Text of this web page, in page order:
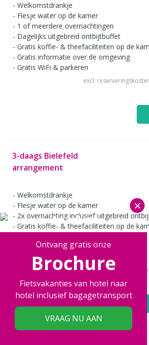
Welkomstdrankje
Flesje water op de kamer
1 of meerdere overnachtingen
Dagelijks uitgebreid ontbijtbuffet
Gratis koffie- & theefaciliteiten op de
Gratis informatie over de omgeving
Gratis WiFi & parkeren
excl.
3-daags Bielefeld
arrangement
Welkomstdrankje
Flesje water op de kamer
2x overnachting inclusief uitgebreid
Gratis koffie- & theefaciliteiten op de
Gratis stadsplattegrond
Gratis WiFi & parkeren
excl.
×
Ontvang gratis onze
Brochure
Fietsvakanties van hotel naar
hotel inclusief bagagetransport
VRAAG NU AAN